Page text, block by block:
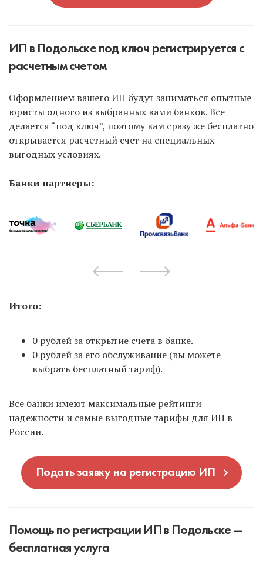
ИП в Подольске под ключ регистрируется с
расчетным счетом
Оформлением вашего ИП будут заниматься опытные
юристы одного из выбранных вами банков. Все
делается “под ключ”, поэтому вам сразу же бесплатно
открывается расчетный счет на специальных
выгодных условиях.
Банки партнеры:
Итого:
0 рублей за открытие счета в банке.
0 рублей за его обслуживание (вы можете
выбрать бесплатный тариф).
Все банки имеют максимальные рейтинги
надежности и самые выгодные тарифы для ИП в
России.
Подать заявку на регистрацию ИП
Помощь по регистрации ИП в Подольске —
бесплатная услуга